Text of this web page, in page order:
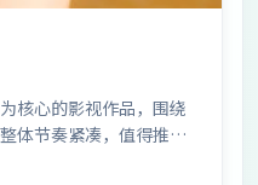
核心的影视作品，围绕
体节奏紧凑，值得推荐